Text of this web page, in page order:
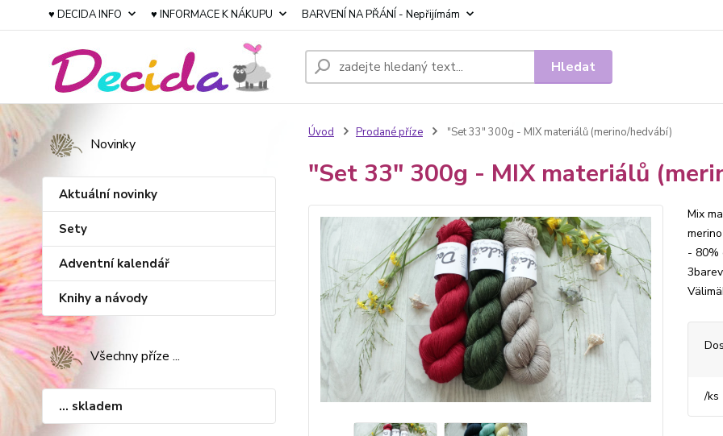
♥ DECIDA INFO ♥ INFORMACE K NÁKUPU BARVENÍ NA PŘÁNÍ - Nepřijímám
Hledat
Novinky
Aktuální novinky
Sety
Adventní kalendář
Knihy a návody
Všechny příze ...
... skladem
Úvod Prodané příze "Set 33" 300g - MIX materiálů (merino/hedvábí)
"Set 33" 300g - MIX materiálů
Mix
- 80%
/ks